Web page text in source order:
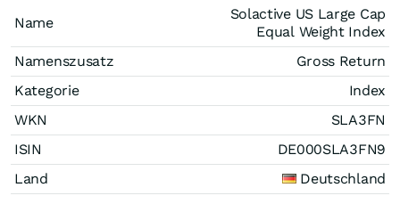
Name
Solactive US Large Cap
Equal Weight Index
Namenszusatz
Gross Return
Kategorie
Index
WKN
SLA3FN
ISIN
DE000SLA3FN9
Land
Deutschland